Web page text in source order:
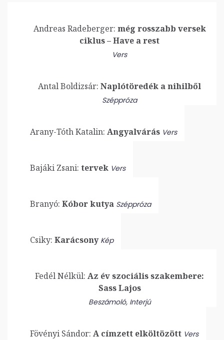
Andreas Radeberger: még rosszabb versek
ciklus – Have a rest
Vers
Antal Boldizsár: Naplótöredék a nihilből
Széppróza
Arany-Tóth Katalin: Angyalvárás Vers
Bajáki Zsani: tervek Vers
Branyó: Kóbor kutya Széppróza
Csiky: Karácsony Kép
Fedél Nélkül: Az év szociális szakembere:
Sass Lajos
Beszámoló, Interjú
Fövényi Sándor: A címzett elköltözött Vers